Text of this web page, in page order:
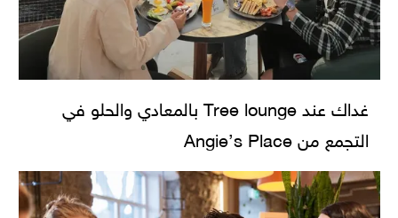
غداك عند Tree lounge بالمعادي والحلو في
التجمع من Angie’s Place